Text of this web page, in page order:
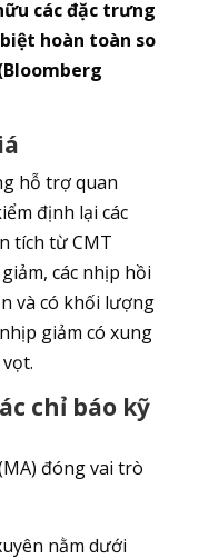
các đặc trưng
hoàn toàn so
hỗ trợ quan
định lại các
tích từ CMT
các nhịp hồi
và có khối lượng
giảm có xung
chỉ báo kỹ
đóng vai trò
nằm dưới